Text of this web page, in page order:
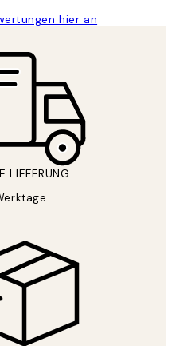
hier an
LIEFERUNG